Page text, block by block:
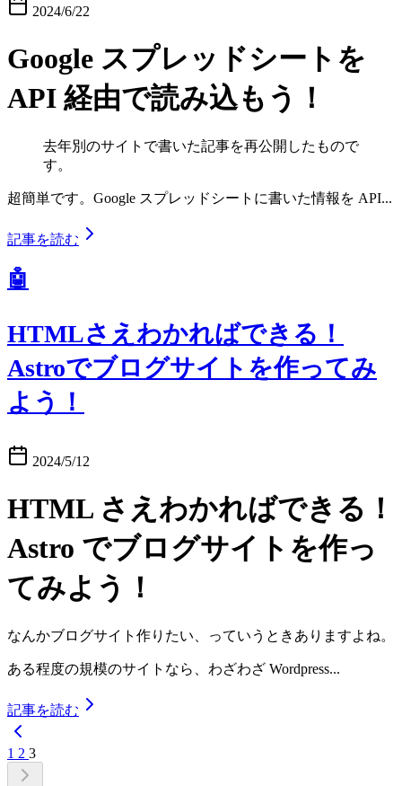
2024/6/22
Google スプレッドシートを
API 経由で読み込もう！
去年別のサイトで書いた記事を再公開したもので
す。
超簡単です。Google スプレッドシートに書いた情報を API...
記事を読む
🤖
HTMLさえわかればできる！
Astroでブログサイトを作ってみ
よう！
2024/5/12
HTML さえわかればできる！
Astro でブログサイトを作っ
てみよう！
なんかブログサイト作りたい、っていうときありますよね。
ある程度の規模のサイトなら、わざわざ Wordpress...
記事を読む
1 2 3